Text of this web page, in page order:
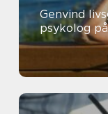
Genvind
psykolog